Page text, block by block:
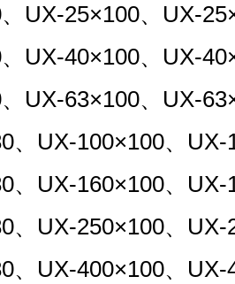
UX-25×100、UX-
UX-40×100、UX-
UX-63×100、UX-
UX-100×100、UX-
UX-160×100、UX-
UX-250×100、UX-
UX-400×100、UX-